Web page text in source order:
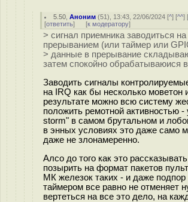
5.50 ,Аноним (51), 13:43, 22/06/2024 [^] [^^]
[ответить] [к модератору]
> сигнал приемника заводиться
прерыванием (или таймер или
> данные в прерывание
затем спокойно обрабатываюися
Заводить сигналы
на IRQ как бы несколько моветон
результате можно всю систему
положить ремотной активностью -
storm" в самом брутальном и
в энных условиях это даже само
даже не злонамеренно.
Алсо до того как это
позырить на формат пакетов
МК железок таких - и даже подпор
таймером все равно не отменяет
вертеться на все это дело, на